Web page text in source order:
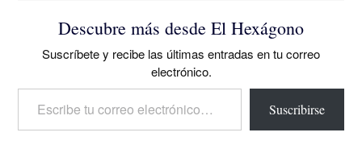
Descubre más desde El Hexágono
Suscríbete y recibe las últimas entradas en tu correo
electrónico.
Escribe tu correo electrónico…
Suscribirse